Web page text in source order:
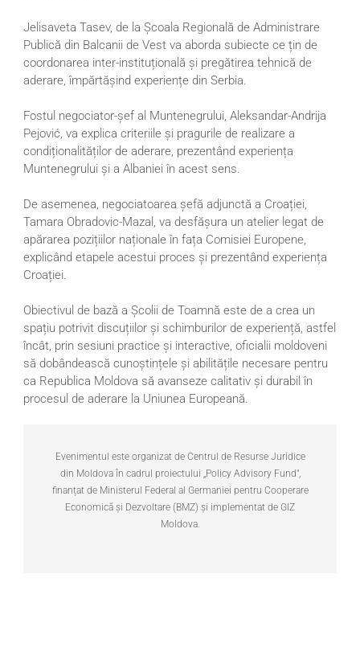
Jelisaveta Tasev, de la Școala Regională de Administrare
Publică din Balcanii de Vest va aborda subiecte ce țin de
coordonarea inter-instituțională și pregătirea tehnică de
aderare, împărtășind experiențe din Serbia.
Fostul negociator-șef al Muntenegrului, Aleksandar-Andrija
Pejović, va explica criteriile și pragurile de realizare a
condiționalităților de aderare, prezentând experiența
Muntenegrului și a Albaniei în acest sens.
De asemenea, negociatoarea șefă adjunctă a Croației,
Tamara Obradovic-Mazal, va desfășura un atelier legat de
apărarea pozițiilor naționale în fața Comisiei Europene,
explicând etapele acestui proces și prezentând experiența
Croației.
Obiectivul de bază a Școlii de Toamnă este de a crea un
spațiu potrivit discuțiilor și schimburilor de experiență, astfel
încât, prin sesiuni practice și interactive, oficialii moldoveni
să dobândească cunoștințele și abilitățile necesare pentru
ca Republica Moldova să avanseze calitativ și durabil în
procesul de aderare la Uniunea Europeană.
Evenimentul este organizat de Centrul de Resurse Juridice
din Moldova în cadrul proiectului „Policy Advisory Fund",
finanțat de Ministerul Federal al Germaniei pentru Cooperare
Economică și Dezvoltare (BMZ) și implementat de GIZ
Moldova.